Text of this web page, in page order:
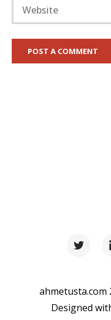
ahmetusta.com
Designed